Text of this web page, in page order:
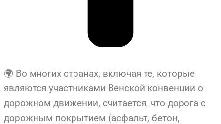
🌍 Во многих странах, включая те, которые
являются участниками Венской конвенции о
дорожном движении, считается, что дорога с
дорожным покрытием (асфальт, бетон,